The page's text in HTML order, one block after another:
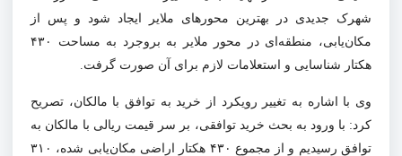
شهرک جدیدی در بهترین محورهای ملایر ایجاد شود و پس از
مکان‌یابی، منطقه‌ای در محور ملایر به بروجرد به مساحت ۴۳۰
هکتار شناسایی و استعلامات لازم برای آن صورت گرفت.
وی با اشاره به تغییر رویکرد از خرید به توافق با مالکان، تصریح
کرد: با ورود به بحث خرید توافقی، بر سر قیمت ریالی با مالکان به
توافق رسیدیم و از مجموع ۴۳۰ هکتار اراضی مکان‌یابی شده، ۳۱۰